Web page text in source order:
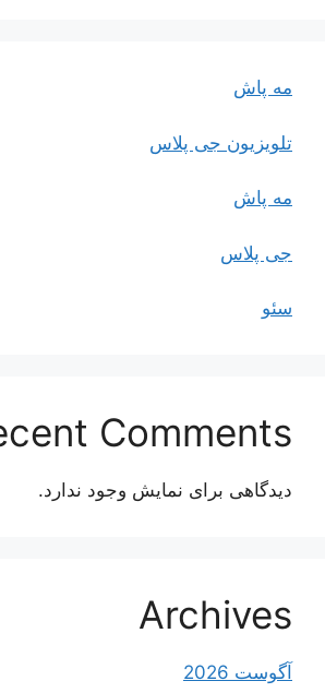
مه پاش
تلویزیون جی پلاس
مه پاش
جی پلاس
سئو
Comments
دیدگاهی برای نمایش وجود ندارد.
Archives
آگوست 2026